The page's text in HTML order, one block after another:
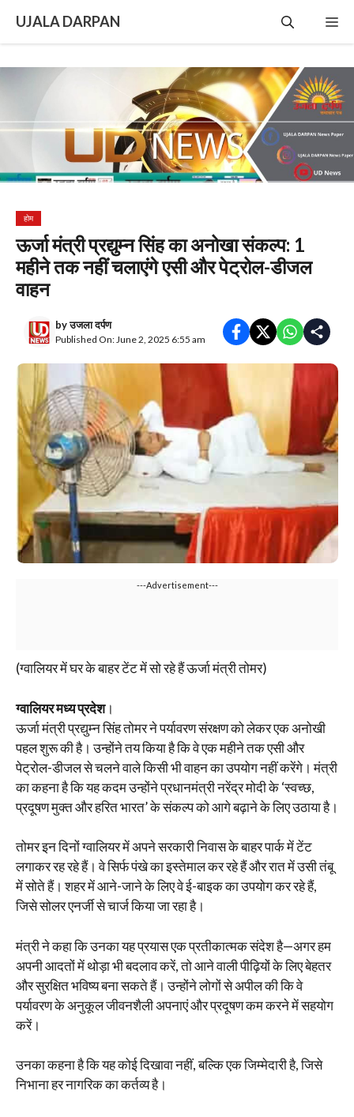
content
UJALA DARPAN
होम
ऊर्जा मंत्री प्रद्युम्न सिंह का अनोखा संकल्प: 1
महीने तक नहीं चलाएंगे एसी और पेट्रोल-डीजल
वाहन
byउजला दर्पण
Published On: June 2, 2025 6:55 am
---Advertisement---
(ग्वालियर में घर के बाहर टेंट में सो रहे हैं ऊर्जा मंत्री तोमर)
ग्वालियर मध्य प्रदेश।
ऊर्जा मंत्री प्रद्युम्न सिंह तोमर ने पर्यावरण संरक्षण को लेकर एक अनोखी
पहल शुरू की है। उन्होंने तय किया है कि वे एक महीने तक एसी और
पेट्रोल-डीजल से चलने वाले किसी भी वाहन का उपयोग नहीं करेंगे। मंत्री
का कहना है कि यह कदम उन्होंने प्रधानमंत्री नरेंद्र मोदी के ‘स्वच्छ,
प्रदूषण मुक्त और हरित भारत’ के संकल्प को आगे बढ़ाने के लिए उठाया है।
तोमर इन दिनों ग्वालियर में अपने सरकारी निवास के बाहर पार्क में टेंट
लगाकर रह रहे हैं। वे सिर्फ पंखे का इस्तेमाल कर रहे हैं और रात में उसी तंबू
में सोते हैं। शहर में आने-जाने के लिए वे ई-बाइक का उपयोग कर रहे हैं,
जिसे सोलर एनर्जी से चार्ज किया जा रहा है।
मंत्री ने कहा कि उनका यह प्रयास एक प्रतीकात्मक संदेश है—अगर हम
अपनी आदतों में थोड़ा भी बदलाव करें, तो आने वाली पीढ़ियों के लिए बेहतर
और सुरक्षित भविष्य बना सकते हैं। उन्होंने लोगों से अपील की कि वे
पर्यावरण के अनुकूल जीवनशैली अपनाएं और प्रदूषण कम करने में सहयोग
करें।
उनका कहना है कि यह कोई दिखावा नहीं, बल्कि एक जिम्मेदारी है, जिसे
निभाना हर नागरिक का कर्तव्य है।